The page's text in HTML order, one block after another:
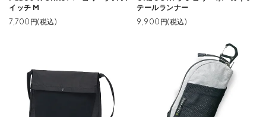
イッチ M
7,700円(税込)
テールランナー
9,900円(税込)